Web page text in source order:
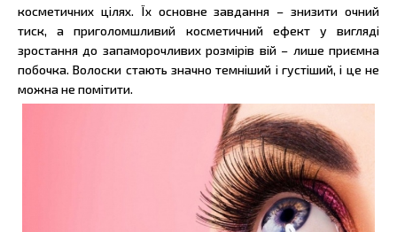
косметичних цілях. Їх основне завдання – знизити очний
тиск, а приголомшливий косметичний ефект у вигляді
зростання до запаморочливих розмірів вій – лише приємна
побочка. Волоски стають значно темніший і густіший, і це не
можна не помітити.